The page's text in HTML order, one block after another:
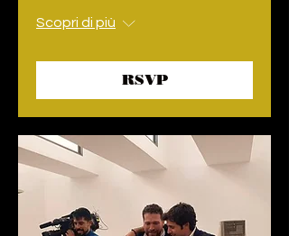
Scopri di più
RSVP